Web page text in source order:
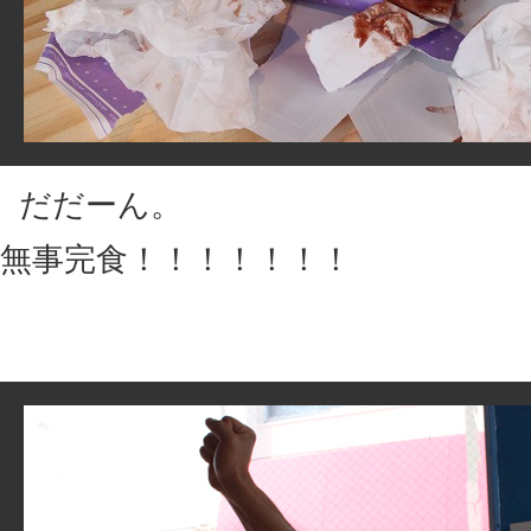
だだーん。
無事完食！！！！！！！